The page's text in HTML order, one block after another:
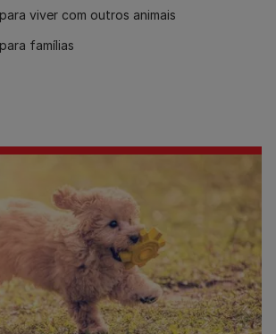
viver com outros animais
famílias